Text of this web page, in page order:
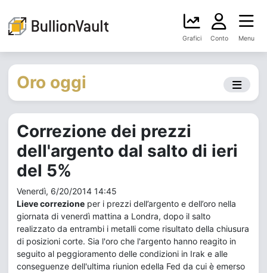
Grafici Conto Menu
Oro oggi
Correzione dei prezzi
dell'argento dal salto di ieri
del 5%
Venerdì, 6/20/2014 14:45
Lieve correzione per i prezzi dell’argento e dell’oro nella
giornata di venerdì mattina a Londra, dopo il salto
realizzato da entrambi i metalli come risultato della chiusura
di posizioni corte. Sia l'oro che l'argento hanno reagito in
seguito al peggioramento delle condizioni in Irak e alle
conseguenze dell'ultima riunion edella Fed da cui è emerso